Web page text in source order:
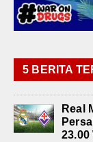
5 BERITA
Real
23.00